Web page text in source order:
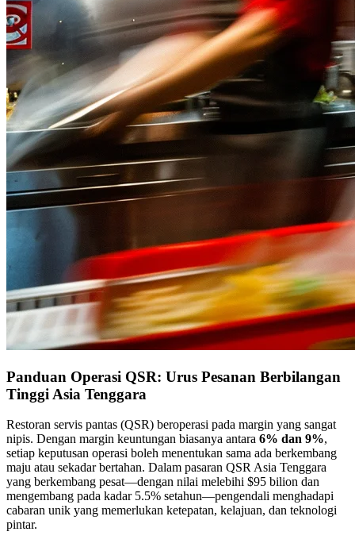
Panduan Operasi QSR: Urus Pesanan Berbilangan
Tinggi Asia Tenggara
Restoran servis pantas (QSR) beroperasi pada margin yang sangat
nipis. Dengan margin keuntungan biasanya antara 6% dan 9%,
setiap keputusan operasi boleh menentukan sama ada berkembang
maju atau sekadar bertahan. Dalam pasaran QSR Asia Tenggara
yang berkembang pesat—dengan nilai melebihi $95 bilion dan
mengembang pada kadar 5.5% setahun—pengendali menghadapi
cabaran unik yang memerlukan ketepatan, kelajuan, dan teknologi
pintar.